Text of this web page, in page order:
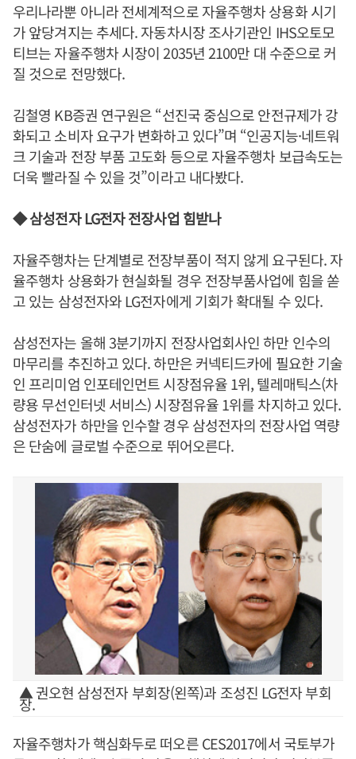
우리나라뿐 아니라 전세계적으로 자율주행차 상용화 시기
가 앞당겨지는 추세다. 자동차시장 조사기관인 IHS오토모
티브는 자율주행차 시장이 2035년 2100만 대 수준으로 커
질 것으로 전망했다.
김철영 KB증권 연구원은 “선진국 중심으로 안전규제가 강
화되고 소비자 요구가 변화하고 있다”며 “인공지능·네트워
크 기술과 전장 부품 고도화 등으로 자율주행차 보급속도는
더욱 빨라질 수 있을 것”이라고 내다봤다.
◆ 삼성전자 LG전자 전장사업 힘받나
자율주행차는 단계별로 전장부품이 적지 않게 요구된다. 자
율주행차 상용화가 현실화될 경우 전장부품사업에 힘을 쏟
고 있는 삼성전자와 LG전자에게 기회가 확대될 수 있다.
삼성전자는 올해 3분기까지 전장사업회사인 하만 인수의
마무리를 추진하고 있다. 하만은 커넥티드카에 필요한 기술
인 프리미엄 인포테인먼트 시장점유율 1위, 텔레매틱스(차
량용 무선인터넷 서비스) 시장점유율 1위를 차지하고 있다.
삼성전자가 하만을 인수할 경우 삼성전자의 전장사업 역량
은 단숨에 글로벌 수준으로 뛰어오른다.
▲ 권오현 삼성전자 부회장(왼쪽)과 조성진 LG전자 부회
장.
자율주행차가 핵심화두로 떠오른 CES2017에서 국토부가